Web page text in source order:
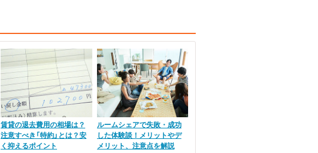
賃貸の退去費用の相場は？
注意すべき「特約」とは？安
く抑えるポイント
ルームシェアで失敗・成功
した体験談！メリットやデ
メリット、注意点を解説